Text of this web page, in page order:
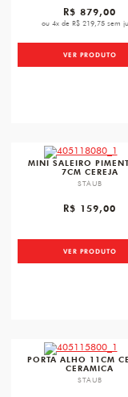
R$ 879,00
ou 4x de R$ 219,75 sem
VER PRODUTO
MINI SALEIRO
7CM CEREJA
STAUB
R$ 159,00
VER PRODUTO
PORTA ALHO 11CM
CERAMICA
STAUB